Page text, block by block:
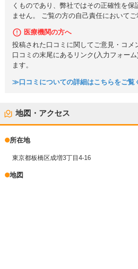
くものであり、弊社ではその正確性を保
ません。 ご覧の方の自己責任においてご
医療機関の方へ
投稿された口コミに関してご意見・コメ
口コミの末尾にあるリンク(入力フォー
ます。
≫口コミについての詳細はこちらをご覧
地図・アクセス
所在地
東京都板橋区成増3丁目4-16
地図